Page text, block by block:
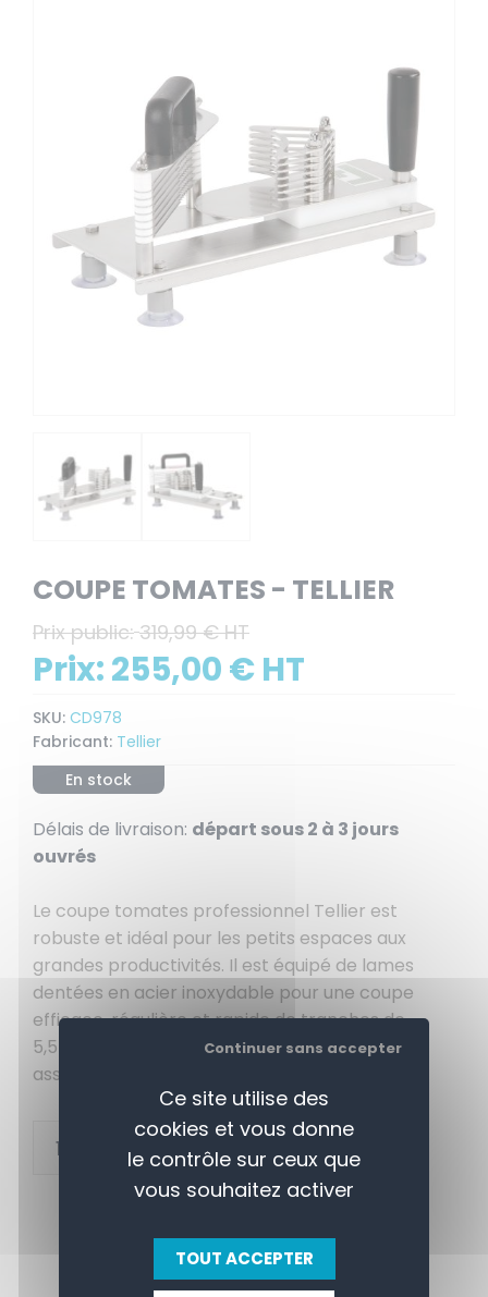
COUPE TOMATES - TELLIER
Prix public: 319,99 € HT
Prix:255,00 € HT
SKU: CD978
Fabricant: Tellier
En stock
Délais de livraison: départ sous 2 à 3 jours
ouvrés
Le coupe tomates professionnel Tellier est
robuste et idéal pour les petits espaces aux
grandes productivités. Il est équipé de lames
dentées en acier inoxydable pour une coupe
efficace, régulière et rapide de tranches de
5,5mm d'épaisseur. Les 4 pieds ventouse
assurent une stabilité parfaite.
AJOUTER AU PANIER
Ce site utilise des
cookies et vous donne
le contrôle sur ceux que
vous souhaitez activer
TOUT ACCEPTER
Continuer sans accepter